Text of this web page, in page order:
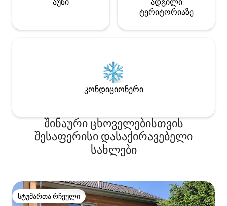
ტერიტორიაზე
კონდიციონერი
შინაური ცხოველებისთვის
შესაფერისი დასაქირავებელი
სახლები
სტუმართა რჩეული
სტუმართა რჩეული